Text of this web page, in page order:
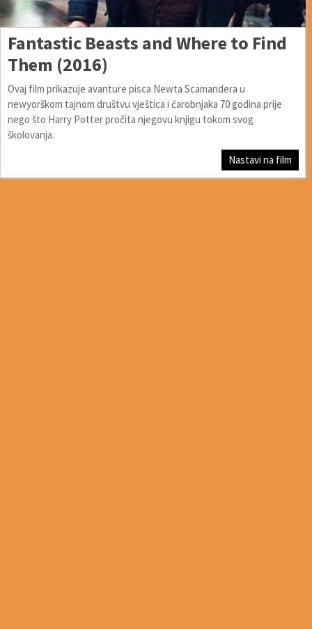
Fantastic Beasts and Where to Find
Them (2016)
Ovaj film prikazuje avanture pisca Newta Scamandera u
newyorškom tajnom društvu vještica i čarobnjaka 70 godina prije
nego što Harry Potter pročita njegovu knjigu tokom svog
školovanja.
Nastavi na film